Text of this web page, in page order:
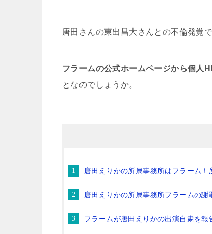
唐田さんの東出昌大さんとの不倫発覚
フラームの公式ホームページから個人
となのでしょうか。
唐田えりかの所属事務所はフラーム！
唐田えりかの所属事務所フラームの謝
フラームが唐田えりかの出演自粛を報